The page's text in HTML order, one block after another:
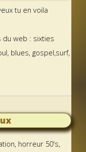
tu en voila
du web : sixties
blues, gospel,surf,
horreur 50's,